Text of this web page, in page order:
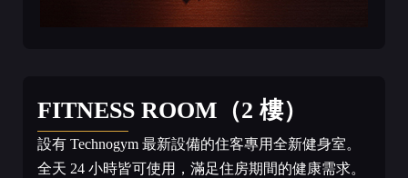
FITNESS ROOM（2 樓）
設有 Technogym 最新設備的住客專用全新健身室。
全天 24 小時皆可使用，滿足住房期間的健康需求。